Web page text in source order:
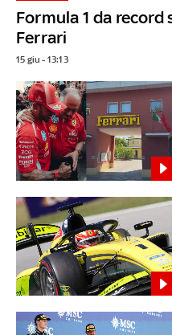
Formula 1 da
Ferrari
15 giu - 13:13